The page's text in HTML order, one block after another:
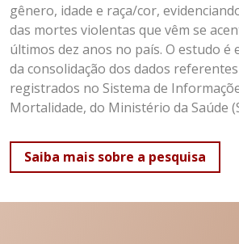
gênero, idade e raça/cor,
das mortes violentas que vêm se
últimos dez anos no país. O estudo
da consolidação dos dados
registrados no Sistema de
Mortalidade, do Ministério da Saúde
Saiba mais sobre a pesquisa